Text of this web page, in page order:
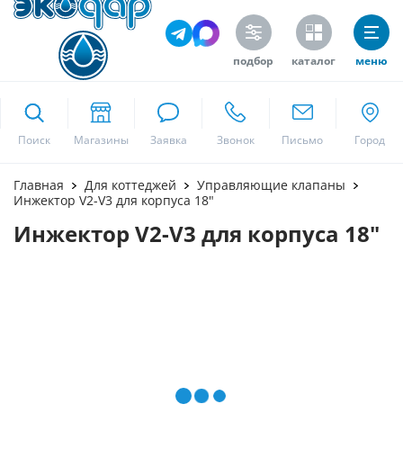
подбор каталог меню
Поиск
Москва
Главная Для коттеджей
Управляющие клапаны
Инжектор V2-V3 для корпуса 18"
Инжектор V2-V3 для корпуса 18"